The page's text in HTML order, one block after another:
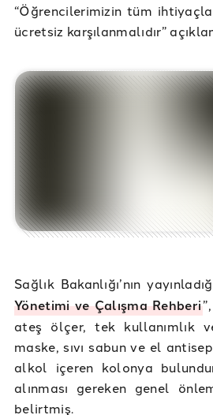
“Öğrencilerimizin tüm
ücretsiz karşılanmalıdır”
Sağlık Bakanlığı’nın
Yönetimi ve Çalışma Rehberi
ateş ölçer, tek kullanımlık
maske, sıvı sabun ve el
alkol içeren kolonya
alınması gereken genel
belirtmiş.